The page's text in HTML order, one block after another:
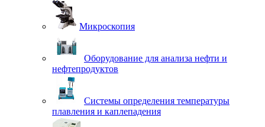
Микроскопия
Оборудование для анализа нефти и
нефтепродуктов
Системы определения температуры
плавления и каплепадения